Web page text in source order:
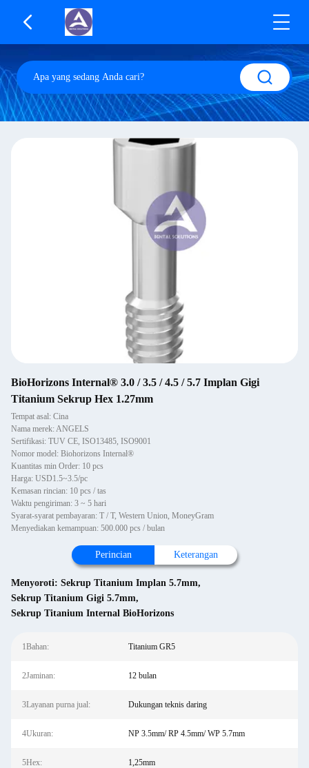
BioHorizons Internal® 3.0 / 3.5 / 4.5 / 5.7 Implan Gigi
Titanium Sekrup Hex 1.27mm
Tempat asal: Cina
Nama merek: ANGELS
Sertifikasi: TUV CE, ISO13485, ISO9001
Nomor model: Biohorizons Internal®
Kuantitas min Order: 10 pcs
Harga: USD1.5~3.5/pc
Kemasan rincian: 10 pcs / tas
Waktu pengiriman: 3 ~ 5 hari
Syarat-syarat pembayaran: T / T, Western Union, MoneyGram
Menyediakan kemampuan: 500.000 pcs / bulan
Perincian Keterangan
Menyoroti: Sekrup Titanium Implan 5.7mm,
Sekrup Titanium Gigi 5.7mm,
Sekrup Titanium Internal BioHorizons
1Bahan: Titanium GR5
2Jaminan: 12 bulan
3Layanan purna jual: Dukungan teknis daring
4Ukuran: NP 3.5mm/ RP 4.5mm/ WP 5.7mm
5Hex: 1,25mm